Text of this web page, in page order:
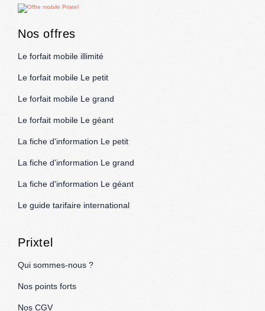
Nos offres
Le forfait mobile illimité
Le forfait mobile Le petit
Le forfait mobile Le grand
Le forfait mobile Le géant
La fiche d'information Le petit
La fiche d'information Le grand
La fiche d'information Le géant
Le guide tarifaire international
Prixtel
Qui sommes-nous ?
Nos points forts
Nos CGV